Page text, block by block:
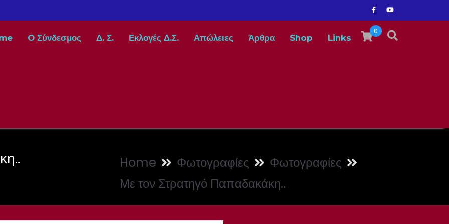
0
O Σύνδεσμος Δ. Σ. Εκλογές Δ.Σ. Απώλειες Άρθρα Shop Links
Home Φωτογραφίες
Φωτογραφίες
Με τον Στρατηγό Παπαδακάκη..